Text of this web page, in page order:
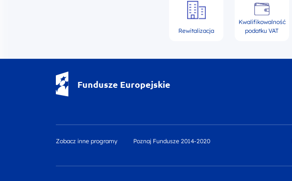
Rewitalizacja
Kwalifikowalność
podatku VAT
Fundusze Europejskie
Zobacz inne programy Poznaj Fundusze 2014-2020